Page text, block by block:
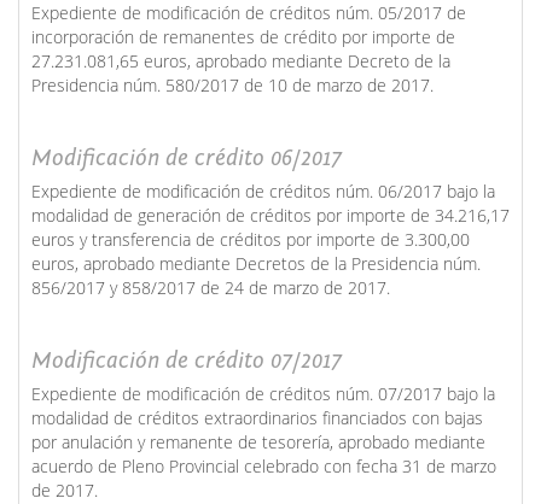
Expediente de modificación de créditos núm. 05/2017 de
incorporación de remanentes de crédito por importe de
27.231.081,65 euros, aprobado mediante Decreto de la
Presidencia núm. 580/2017 de 10 de marzo de 2017.
Modificación de crédito 06/2017
Expediente de modificación de créditos núm. 06/2017 bajo la
modalidad de generación de créditos por importe de 34.216,17
euros y transferencia de créditos por importe de 3.300,00
euros, aprobado mediante Decretos de la Presidencia núm.
856/2017 y 858/2017 de 24 de marzo de 2017.
Modificación de crédito 07/2017
Expediente de modificación de créditos núm. 07/2017 bajo la
modalidad de créditos extraordinarios financiados con bajas
por anulación y remanente de tesorería, aprobado mediante
acuerdo de Pleno Provincial celebrado con fecha 31 de marzo
de 2017.